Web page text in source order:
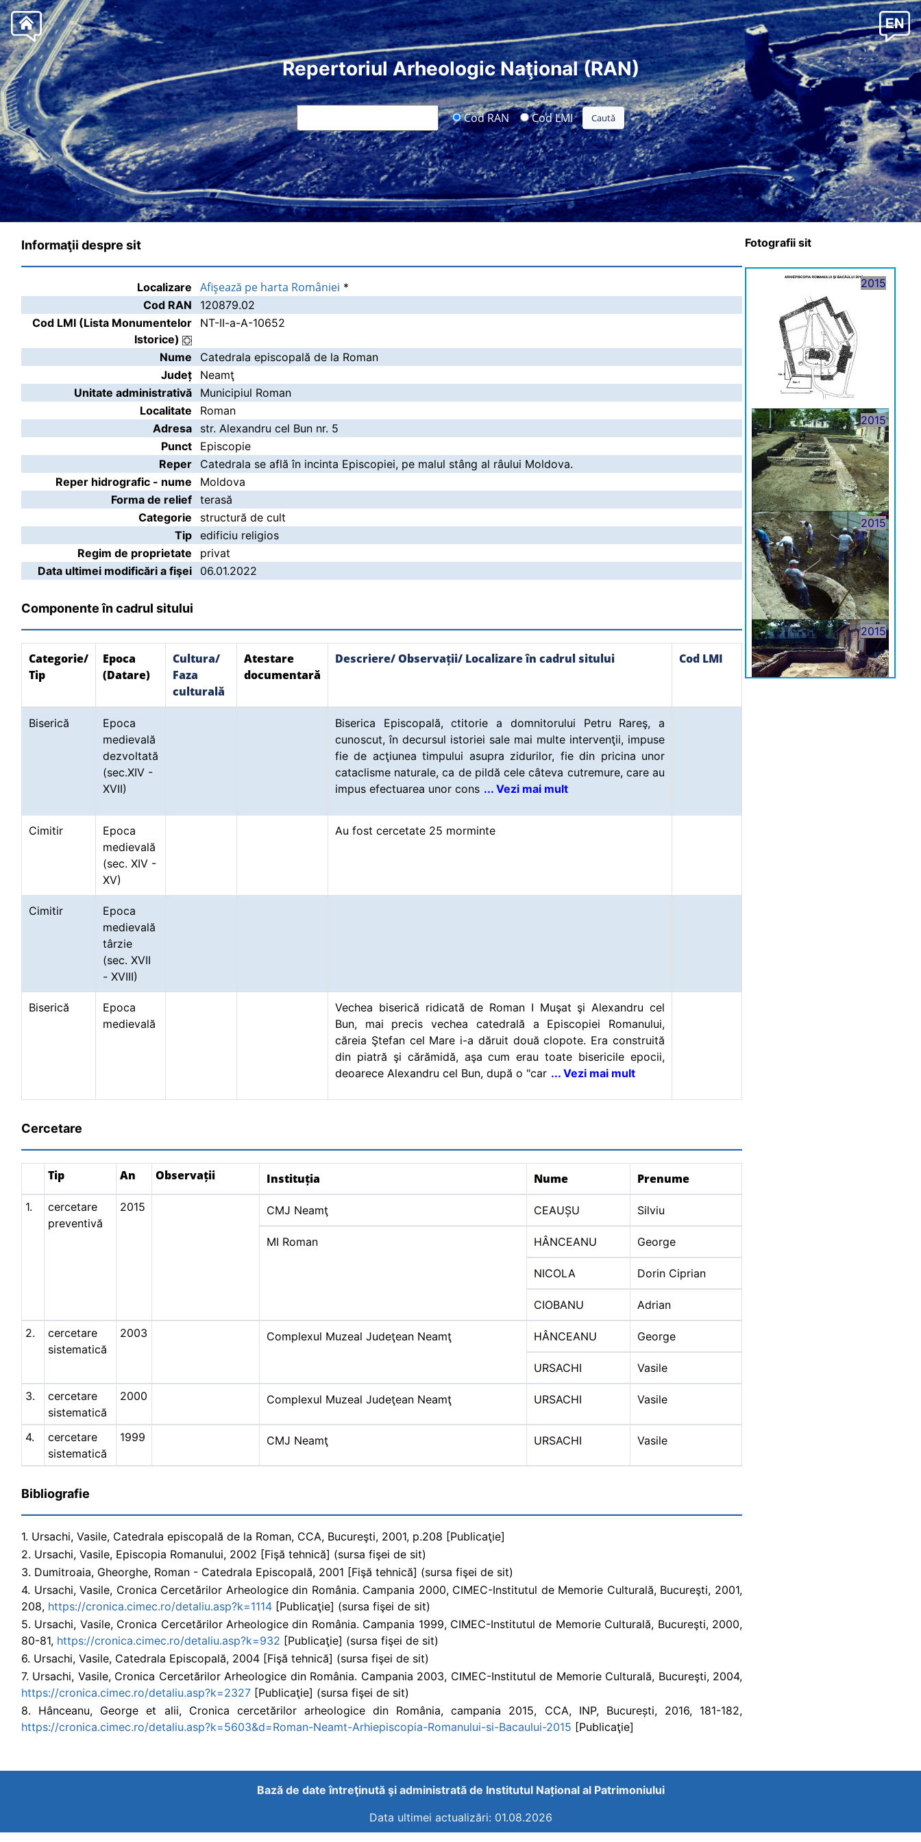
Repertoriul Arheologic Naţional (RAN)
Cod RAN Cod LMI
Informaţii despre sit
Localizare Afişează pe harta României *
Cod RAN
120879.02
Cod LMI (Lista Monumentelor
Istorice)
NT-II-a-A-10652
Nume
Catedrala episcopală de la Roman
Județ
Neamţ
Unitate administrativă
Municipiul Roman
Localitate
Roman
Adresa
str. Alexandru cel Bun nr. 5
Punct
Episcopie
Reper
Catedrala se află în incinta Episcopiei, pe malul stâng al râului Moldova.
Reper hidrografic - nume
Moldova
Forma de relief terasă
Categorie
structură de cult
Tip edificiu religios
Regim de proprietate
privat
Data ultimei modificări a fişei
06.01.2022
Componente în cadrul sitului
Categorie/
Tip
Epoca
(Datare)
Cultura/
Faza
culturală
Atestare
documentară
Descriere/ Observații/ Localizare în cadrul sitului Cod LMI
Biserică
Epoca
medievală
dezvoltată
(sec.XIV -
XVII)
Biserica Episcopală, ctitorie a domnitorului Petru Rareş, a
cunoscut, în decursul istoriei sale mai multe intervenţii, impuse
fie de acţiunea timpului asupra zidurilor, fie din pricina unor
cataclisme naturale, ca de pildă cele câteva cutremure, care au
impus efectuarea unor cons ... Vezi mai mult
Cimitir
Epoca
medievală
(sec. XIV -
XV)
Au fost cercetate 25 morminte
Cimitir
Epoca
medievală
târzie
(sec. XVII
- XVIII)
Biserică
Epoca
medievală
Vechea biserică ridicată de Roman I Muşat şi Alexandru cel
Bun, mai precis vechea catedrală a Episcopiei Romanului,
căreia Ştefan cel Mare i-a dăruit două clopote. Era construită
din piatră şi cărămidă, aşa cum erau toate bisericile epocii,
deoarece Alexandru cel Bun, după o "car ... Vezi mai mult
Cercetare
Tip An Observații Instituția Nume Prenume
1.
cercetare
preventivă
2015 CMJ Neamţ CEAUȘU Silviu
MI Roman HÂNCEANU George
NICOLA Dorin Ciprian
CIOBANU Adrian
2.
cercetare
sistematică
2003 Complexul Muzeal Judeţean Neamţ HÂNCEANU George
URSACHI Vasile
3.
cercetare
sistematică
2000 Complexul Muzeal Judeţean Neamţ URSACHI Vasile
4.
cercetare
sistematică
1999 CMJ Neamţ URSACHI Vasile
Bibliografie
1. Ursachi, Vasile, Catedrala episcopală de la Roman, CCA, Bucureşti, 2001, p.208 [Publicaţie]
2. Ursachi, Vasile, Episcopia Romanului, 2002 [Fişă tehnică] (sursa fişei de sit)
3. Dumitroaia, Gheorghe, Roman - Catedrala Episcopală, 2001 [Fişă tehnică] (sursa fişei de sit)
4. Ursachi, Vasile, Cronica Cercetărilor Arheologice din România. Campania 2000, CIMEC-Institutul de Memorie Culturală, Bucureşti, 2001,
208, https://cronica.cimec.ro/detaliu.asp?k=1114 [Publicaţie] (sursa fişei de sit)
5. Ursachi, Vasile, Cronica Cercetărilor Arheologice din România. Campania 1999, CIMEC-Institutul de Memorie Culturală, Bucureşti, 2000,
80-81, https://cronica.cimec.ro/detaliu.asp?k=932 [Publicaţie] (sursa fişei de sit)
6. Ursachi, Vasile, Catedrala Episcopală, 2004 [Fişă tehnică] (sursa fişei de sit)
7. Ursachi, Vasile, Cronica Cercetărilor Arheologice din România. Campania 2003, CIMEC-Institutul de Memorie Culturală, Bucureşti, 2004,
https://cronica.cimec.ro/detaliu.asp?k=2327 [Publicaţie] (sursa fişei de sit)
8. Hânceanu, George et alii, Cronica cercetărilor arheologice din România, campania 2015, CCA, INP, București, 2016, 181-182,
https://cronica.cimec.ro/detaliu.asp?k=5603&d=Roman-Neamt-Arhiepiscopia-Romanului-si-Bacaului-2015 [Publicaţie]
Fotografii sit
2015
2015
2015
2015
Bază de date întreţinută şi administrată de Institutul Național al Patrimoniului
Data ultimei actualizări: 01.08.2026